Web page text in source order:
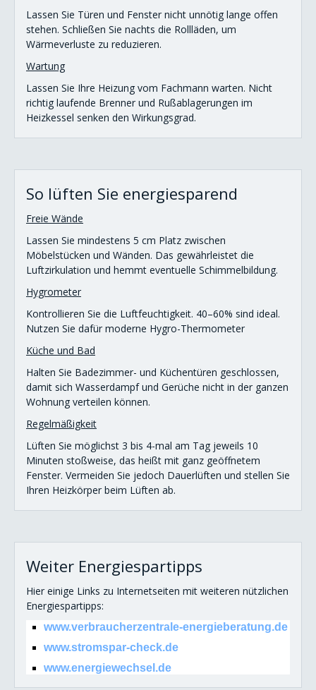
Lassen Sie Türen und Fenster nicht unnötig lange offen
stehen. Schließen Sie nachts die Rollläden, um
Wärmeverluste zu reduzieren.
Wartung
Lassen Sie Ihre Heizung vom Fachmann warten. Nicht
richtig laufende Brenner und Rußablagerungen im
Heizkessel senken den Wirkungsgrad.
So lüften Sie energiesparend
Freie Wände
Lassen Sie mindestens 5 cm Platz zwischen
Möbelstücken und Wänden. Das gewährleistet die
Luftzirkulation und hemmt eventuelle Schimmelbildung.
Hygrometer
Kontrollieren Sie die Luftfeuchtigkeit. 40–60% sind ideal.
Nutzen Sie dafür moderne Hygro-Thermometer
Küche und Bad
Halten Sie Badezimmer- und Küchentüren geschlossen,
damit sich Wasserdampf und Gerüche nicht in der ganzen
Wohnung verteilen können.
Regelmäßigkeit
Lüften Sie möglichst 3 bis 4-mal am Tag jeweils 10
Minuten stoßweise, das heißt mit ganz geöffnetem
Fenster. Vermeiden Sie jedoch Dauerlüften und stellen Sie
Ihren Heizkörper beim Lüften ab.
Weiter Energiespartipps
Hier einige Links zu Internetseiten mit weiteren nützlichen
Energiespartipps:
www.verbraucherzentrale-energieberatung.de
www.stromspar-check.de
www.energiewechsel.de